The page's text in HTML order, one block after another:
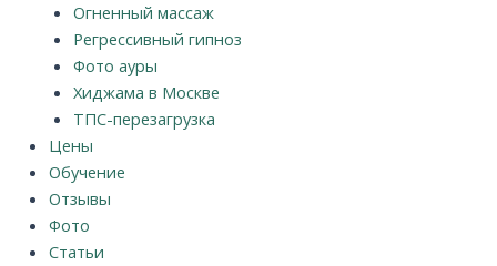
Огненный массаж
Регрессивный гипноз
Фото ауры
Хиджама в Москве
ТПС-перезагрузка
Цены
Обучение
Отзывы
Фото
Статьи